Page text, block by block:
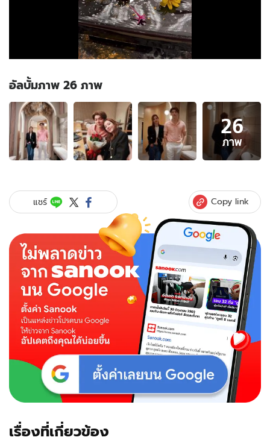
อัลบั้มภาพ 26 ภาพ
อัลบั้ม
ภาพ
26
ภาพ
ของ
ชี่"
เปิด
รัก
นั่ง
ร้าน
อาหาร
อุ๊ย!
หวาน
มด
26
ภาพ
แชร์ Copy link
เรื่องที่เกี่ยวข้อง